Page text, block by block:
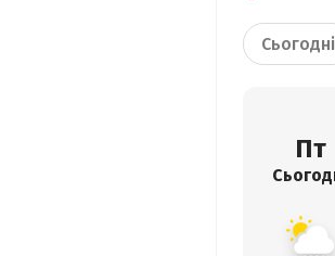
Сьогодні
Пт